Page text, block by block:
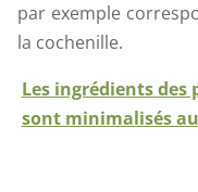
par exemple
la cochenille.
Les ingrédients des
sont minimalisés